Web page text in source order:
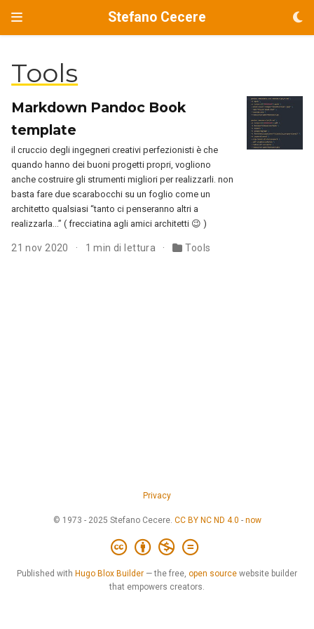
Stefano Cecere
Tools
Markdown Pandoc Book
template
il cruccio degli ingegneri creativi perfezionisti è che
quando hanno dei buoni progetti propri, vogliono
anche costruire gli strumenti migliori per realizzarli. non
basta fare due scarabocchi su un foglio come un
architetto qualsiasi “tanto ci penseranno altri a
realizzarla…” ( frecciatina agli amici architetti 😉 )
21 nov 2020 1 min di lettura Tools
Privacy
© 1973 - 2025 Stefano Cecere. CC BY NC ND 4.0 - now
Published with Hugo Blox Builder — the free, open source website builder
that empowers creators.